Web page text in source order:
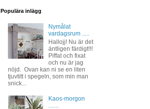
Populära inlägg
Nymålat
vardagsrum .....
Hallojj! Nu är det
äntligen färdigt!!!
Piffat och fixat
och nu är jag
nöjd. Ovan kan ni se en liten
tjuvtitt i spegeln, som min man
snick...
Kaos-morgon